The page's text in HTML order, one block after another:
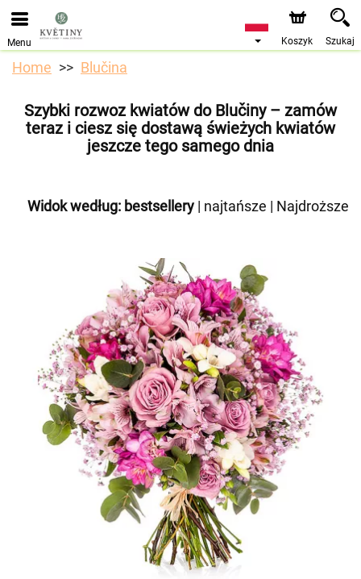
Przyjmujemy zamówienia za pośrednictwem naszego
sklepu internetowego. Najbliższy możliwy termin dostawy
to 10.08.2026 z powodu urlopu.
Menu Koszyk Szukaj
Home Blučina
Szybki rozwoz kwiatów do Blučiny – zamów
teraz i ciesz się dostawą świeżych kwiatów
jeszcze tego samego dnia
Widok według: bestsellery | najtańsze | Najdroższe